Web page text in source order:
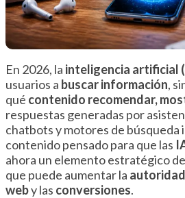
En 2026, la inteligencia artificial
usuarios a buscar información,
qué contenido recomendar,
respuestas generadas por
chatbots y motores de
contenido pensado para que las
ahora un elemento estratégico
que puede aumentar la
weby las conversiones.